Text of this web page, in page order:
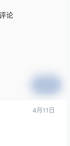
论
4月11日